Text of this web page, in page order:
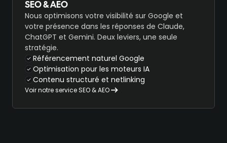
SEO & AEO
Nous optimisons votre visibilité sur Google et
votre présence dans les réponses de Claude,
ChatGPT et Gemini. Deux leviers, une seule
stratégie.
Référencement naturel Google
Optimisation pour les moteurs IA
Contenu structuré et netlinking
Voir notre service SEO & AEO